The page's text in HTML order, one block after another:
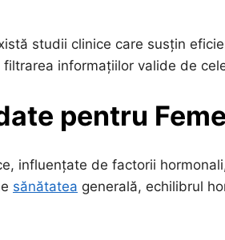
studii clinice care susțin
informațiilor valide de
pentru
influențate de factorii
sănătatea generală, echilibrul